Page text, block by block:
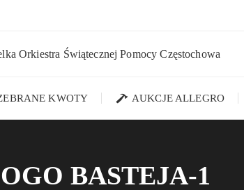
KWOTY AUKCJE ALLEGRO
BASTEJA-1